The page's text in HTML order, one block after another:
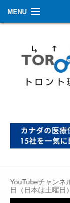
MENU
生活情報
その他
イベントカレンダ
About Us
YouTubeチャンネ
日（日本は土曜日